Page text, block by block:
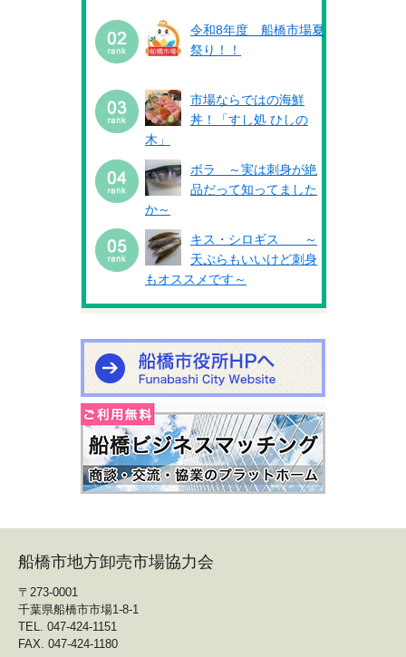
令和8年度 船橋市場夏
祭り！！
市場ならではの海鮮
丼！「すし処 ひしの
木」
ボラ ～実は刺身が絶
品だって知ってました
か～
キス・シロギス ～
天ぷらもいいけど刺身
もオススメです～
船橋市地方卸売市場協力会
〒273-0001
千葉県船橋市市場1-8-1
TEL. 047-424-1151
FAX. 047-424-1180